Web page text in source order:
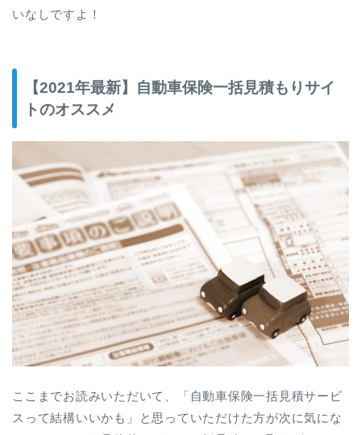
いなしですよ！
【2021年最新】自動車保険一括見積もりサイ
トのオススメ
ここまでお読みいただいて、「自動車保険一括見積サービ
スって結構いいかも」と思っていただけた方が次に気にな